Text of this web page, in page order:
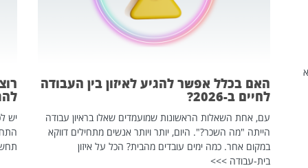
האם בכלל אפשר להגיע לאיזון בין העבודה
לחיים ב-2026?
עם, אחת השאלות הראשונות שמועמדים שאלו בראיון עבודה
הייתה "מה השכר?". היום, יותר ויותר אנשים מתחילים דווקא
במקום אחר. כמה ימים עובדים מהבית? הכל על איזון
בית-עבודה >>>
יש